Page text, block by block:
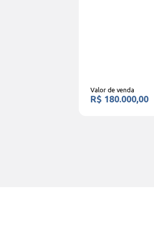
Valor de venda
R$ 180.000,00